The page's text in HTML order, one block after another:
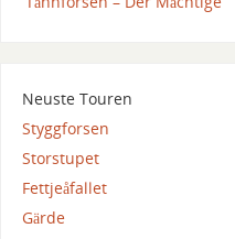
Neuste Touren
Styggforsen
Storstupet
Fettjeåfallet
Gärde